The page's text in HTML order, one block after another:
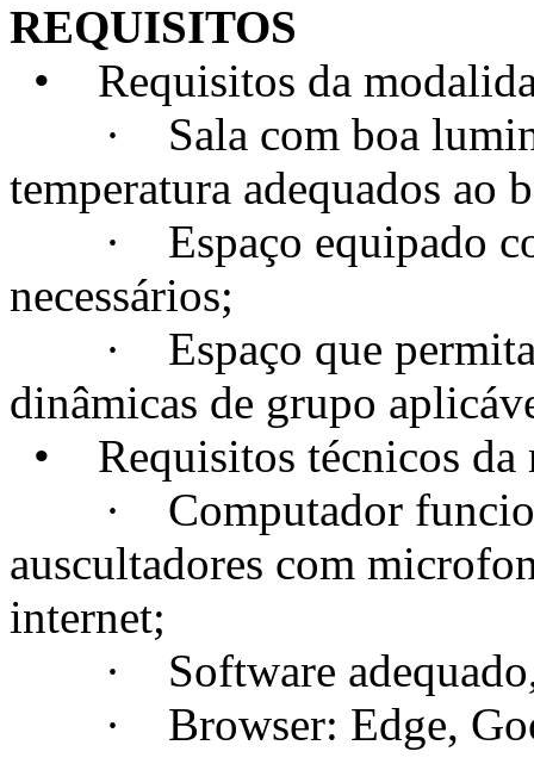
REQUISITOS
• Requisitos da
· Sala com boa
temperatura adequados ao
· Espaço equipado
necessários;
· Espaço que permita
dinâmicas de grupo
• Requisitos técnicos da
· Computador
auscultadores com
internet;
· Software adequado,
· Browser: Edge,